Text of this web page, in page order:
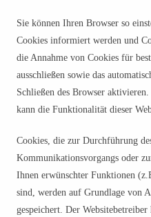
Sie können Ihren Browser so
Cookies informiert werden und
die Annahme von Cookies für
ausschließen sowie das
Schließen des Browser
kann die Funktionalität dieser
Cookies, die zur Durchführung
Kommunikationsvorgangs oder
Ihnen erwünschter Funktionen
sind, werden auf Grundlage von
gespeichert. Der